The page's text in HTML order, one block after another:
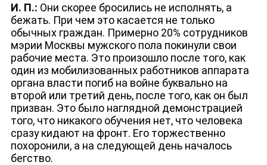
И. П.: Они скорее бросились не исполнять, а
бежать. При чем это касается не только
обычных граждан. Примерно 20% сотрудников
мэрии Москвы мужского пола покинули свои
рабочие места. Это произошло после того, как
один из мобилизованных работников аппарата
органа власти погиб на войне буквально на
второй или третий день, после того, как он был
призван. Это было наглядной демонстрацией
того, что никакого обучения нет, что человека
сразу кидают на фронт. Его торжественно
похоронили, а на следующей день началось
бегство.